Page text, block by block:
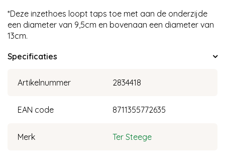
*Deze inzethoes loopt taps toe met aan de onderzijde
een diameter van 9,5cm en bovenaan een diameter van
13cm.
Specificaties
Artikelnummer 2834418
EAN code 8711355772635
Merk Ter Steege